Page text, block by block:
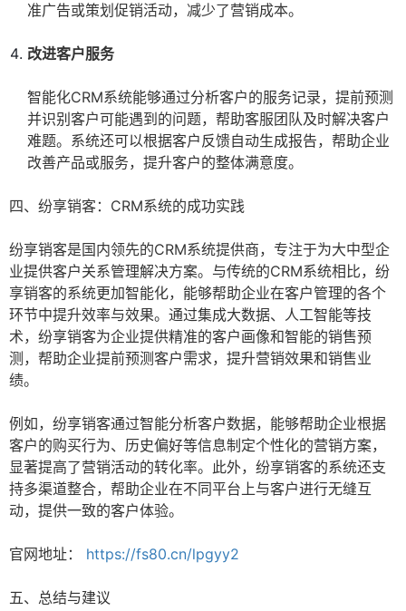
准广告或策划促销活动，减少了营销成本。
改进客户服务
智能化CRM系统能够通过分析客户的服务记录，提前预测
并识别客户可能遇到的问题，帮助客服团队及时解决客户
难题。系统还可以根据客户反馈自动生成报告，帮助企业
改善产品或服务，提升客户的整体满意度。
四、纷享销客：CRM系统的成功实践
纷享销客是国内领先的CRM系统提供商，专注于为大中型企
业提供客户关系管理解决方案。与传统的CRM系统相比，纷
享销客的系统更加智能化，能够帮助企业在客户管理的各个
环节中提升效率与效果。通过集成大数据、人工智能等技
术，纷享销客为企业提供精准的客户画像和智能的销售预
测，帮助企业提前预测客户需求，提升营销效果和销售业
绩。
例如，纷享销客通过智能分析客户数据，能够帮助企业根据
客户的购买行为、历史偏好等信息制定个性化的营销方案，
显著提高了营销活动的转化率。此外，纷享销客的系统还支
持多渠道整合，帮助企业在不同平台上与客户进行无缝互
动，提供一致的客户体验。
官网地址： https://fs80.cn/lpgyy2
五、总结与建议